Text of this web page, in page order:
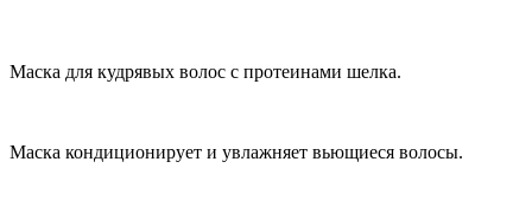
Маска для кудрявых волос с протеинами шелка.
Маска кондиционирует и увлажняет вьющиеся волосы.